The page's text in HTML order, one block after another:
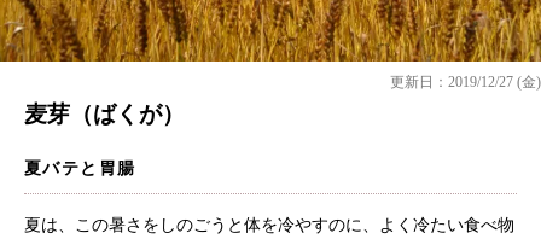
更新日：2019/12/27 (金)
麦芽（ばくが）
夏バテと胃腸
夏は、この暑さをしのごうと体を冷やすのに、よく冷たい食べ物